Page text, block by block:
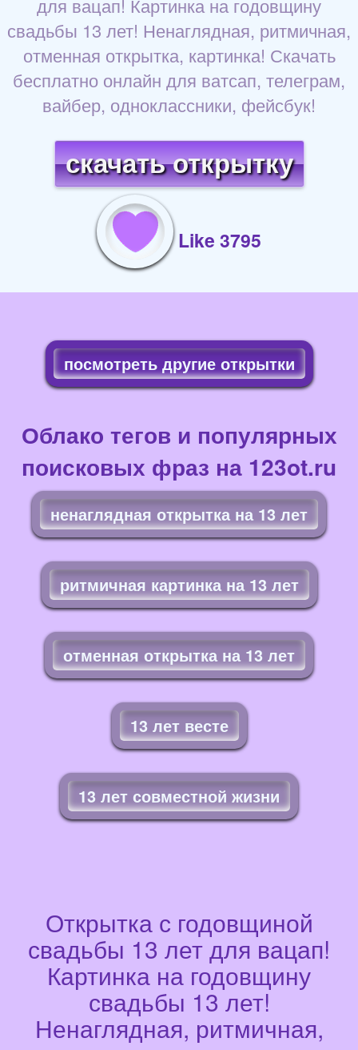
для вацап! Картинка на годовщину
свадьбы 13 лет! Ненаглядная, ритмичная,
отменная открытка, картинка! Скачать
бесплатно онлайн для ватсап, телеграм,
вайбер, одноклассники, фейсбук!
скачать открытку
Like 3795
посмотреть другие открытки
Облако тегов и популярных
поисковых фраз на 123ot.ru
ненаглядная открытка на 13 лет
ритмичная картинка на 13 лет
отменная открытка на 13 лет
13 лет весте
13 лет совместной жизни
Открытка с годовщиной
свадьбы 13 лет для вацап!
Картинка на годовщину
свадьбы 13 лет!
Ненаглядная, ритмичная,